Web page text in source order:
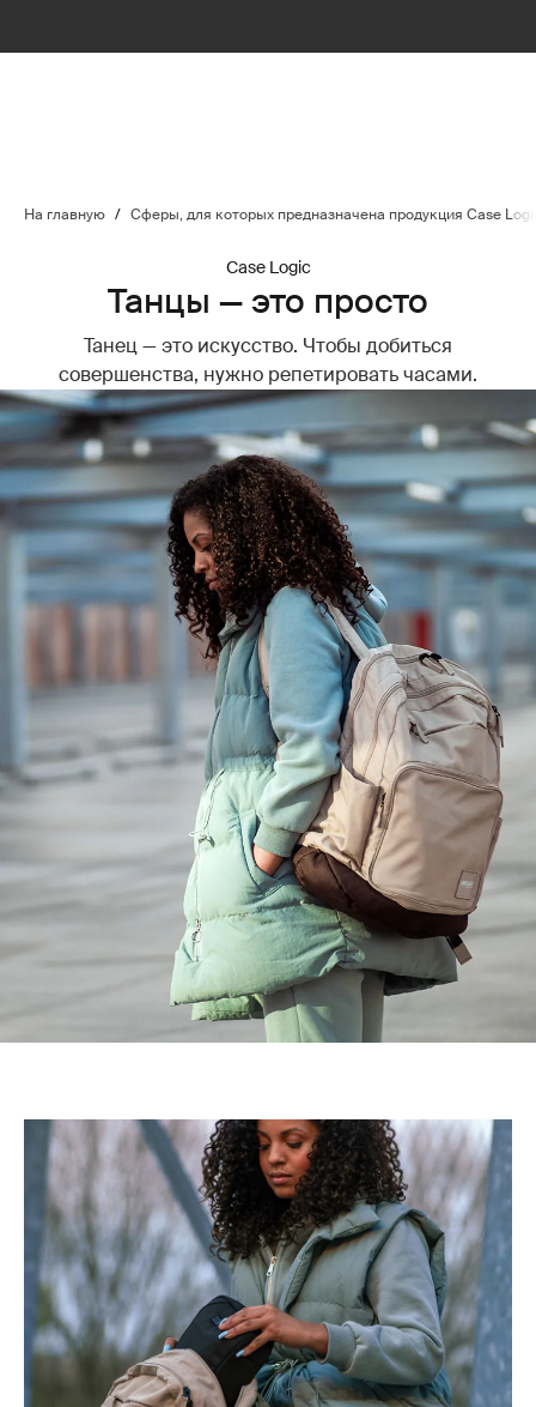
На главную / Сферы, для которых предназначена продукция Case
Case Logic
Танцы — это просто
Танец — это искусство. Чтобы добиться
совершенства, нужно репетировать часами.